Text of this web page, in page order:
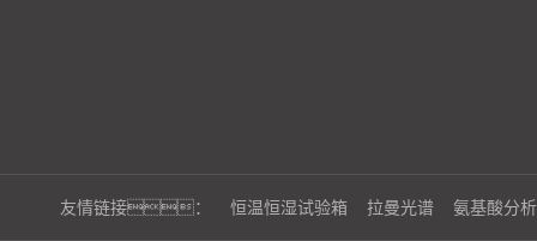
友情链接： 恒温恒湿试验箱 拉曼光谱 氨基酸分